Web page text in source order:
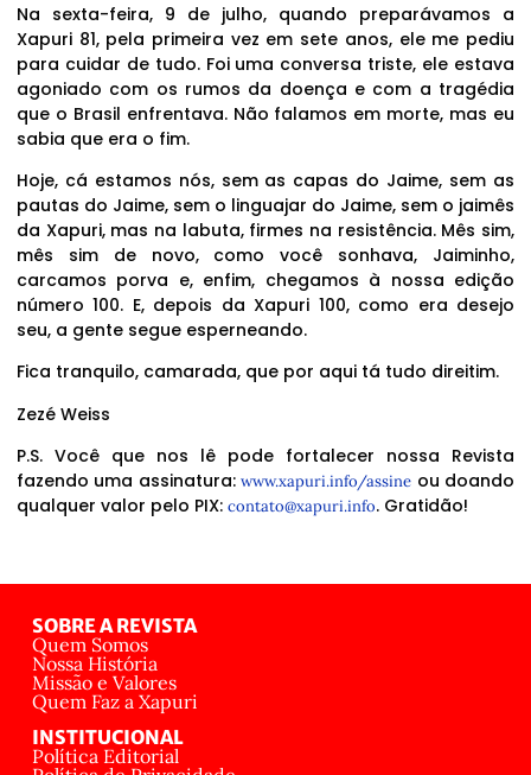
Na sexta-feira, 9 de julho, quando preparávamos a
Xapuri 81, pela primeira vez em sete anos, ele me pediu
para cuidar de tudo. Foi uma conversa triste, ele estava
agoniado com os rumos da doença e com a tragédia
que o Brasil enfrentava. Não falamos em morte, mas eu
sabia que era o fim.
Hoje, cá estamos nós, sem as capas do Jaime, sem as
pautas do Jaime, sem o linguajar do Jaime, sem o jaimês
da Xapuri, mas na labuta, firmes na resistência. Mês sim,
mês sim de novo, como você sonhava, Jaiminho,
carcamos porva e, enfim, chegamos à nossa edição
número 100. E, depois da Xapuri 100, como era desejo
seu, a gente segue esperneando.
Fica tranquilo, camarada, que por aqui tá tudo direitim.
Zezé Weiss
P.S. Você que nos lê pode fortalecer nossa Revista
fazendo uma assinatura:www.xapuri.info/assine ou doando
qualquer valor pelo PIX: contato@xapuri.info. Gratidão!
SOBRE A REVISTA
Quem Somos
Nossa História
Missão e Valores
Quem Faz a Xapuri
INSTITUCIONAL
Política Editorial